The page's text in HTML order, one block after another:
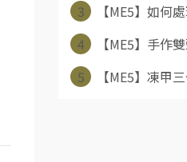
3
【ME5】如何
4
【ME5】手作
5
【ME5】凍甲